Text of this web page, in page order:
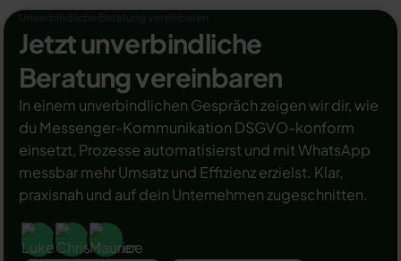
Jetzt unverbindliche
Beratung vereinbaren
In einem unverbindlichen Gespräch zeigen wir dir, wie
du Messenger-Kommunikation DSGVO-konform
einsetzt, Prozesse automatisierst und mit WhatsApp
messbar mehr Umsatz und Effizienz erzielst. Klar,
praxisnah und auf dein Unternehmen zugeschnitten.